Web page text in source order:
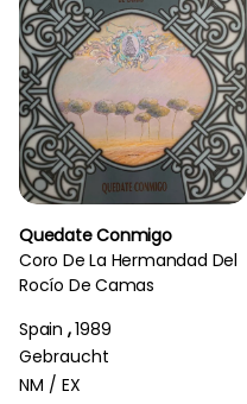
Quedate Conmigo
Coro De La Hermandad Del
Rocío De Camas
Spain ,1989
Gebraucht
NM / EX